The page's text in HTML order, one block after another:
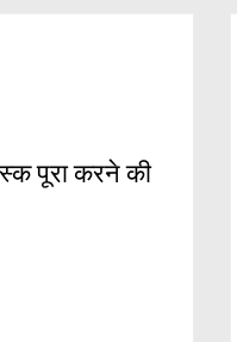
पूरा करने की